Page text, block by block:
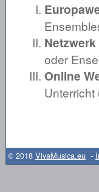
Netzwerk
oder
Online
© 2018 VivaMusica.eu -